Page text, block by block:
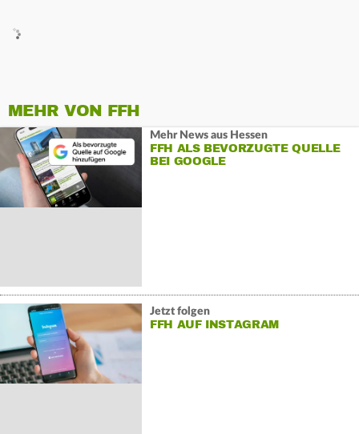
MEHR VON FFH
Mehr News aus Hessen
FFH ALS BEVORZUGTE QUELLE
BEI GOOGLE
Jetzt folgen
FFH AUF INSTAGRAM